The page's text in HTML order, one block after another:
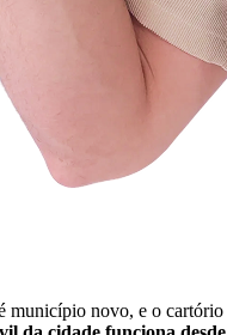
município novo, e o cartório